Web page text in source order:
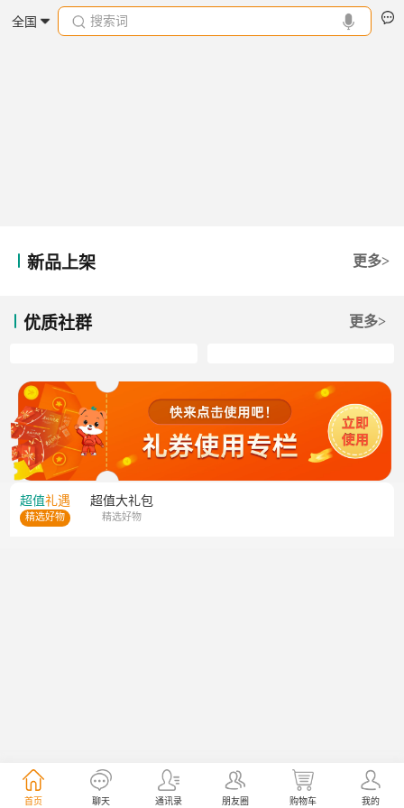
全国 搜索词
新品上架 更多>
优质社群 更多>
超值礼遇
精选好物
超值大礼包
精选好物
首页 聊天 通讯录 朋友圈 购物车 我的